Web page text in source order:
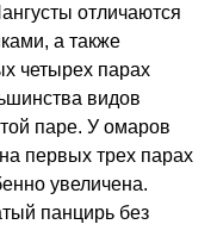
отличаются
а также
четырех парах
видов
паре. У омаров
первых трех парах
увеличена.
панцирь без